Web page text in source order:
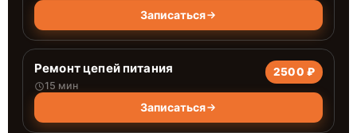
Записаться
Ремонт цепей питания
15 мин
2500 ₽
Записаться